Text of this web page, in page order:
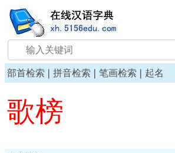
部首检索 | 拼音检索 | 笔画检索 | 起名
歌榜